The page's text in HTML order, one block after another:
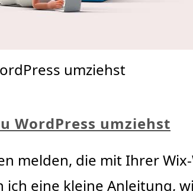
umziehst
WordPress umziehst
melden, die mit Ihrer
eine kleine Anleitung,